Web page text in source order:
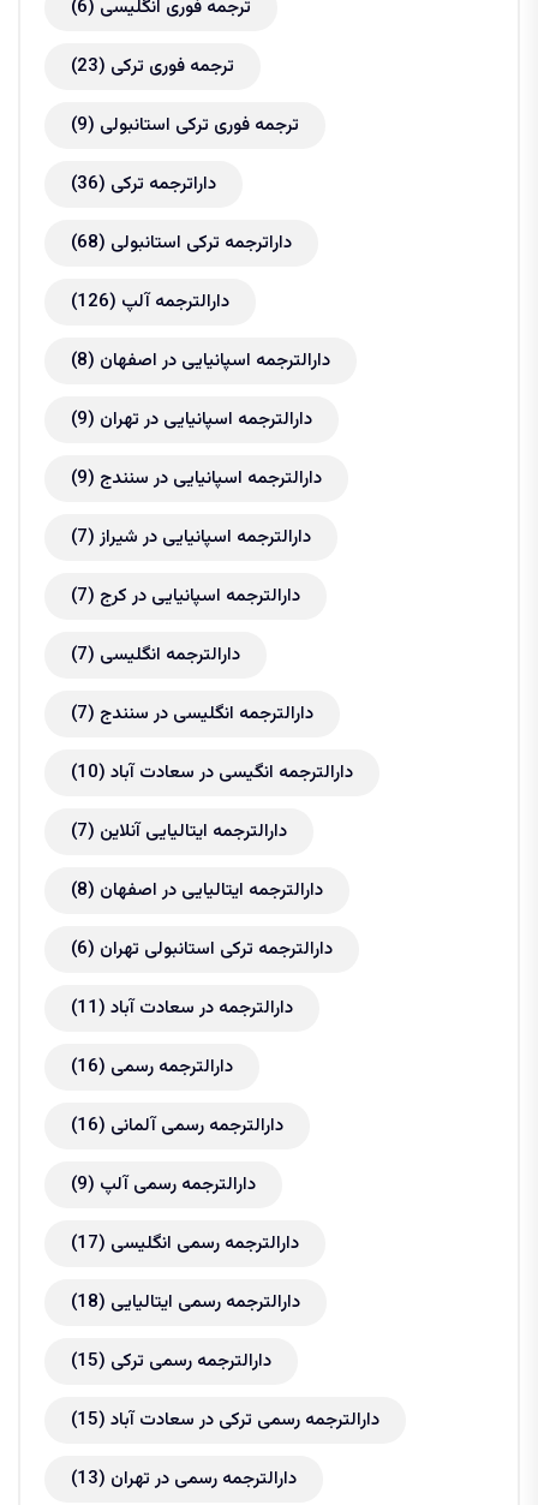
ترجمه فوری انگلیسی (6)
ترجمه فوری ترکی (23)
ترجمه فوری ترکی استانبولی (9)
داراترجمه ترکی (36)
داراترجمه ترکی استانبولی (68)
دارالترجمه آلپ (126)
دارالترجمه اسپانیایی در اصفهان (8)
دارالترجمه اسپانیایی در تهران (9)
دارالترجمه اسپانیایی در سنندج (9)
دارالترجمه اسپانیایی در شیراز(7)
دارالترجمه اسپانیایی در کرج (7)
دارالترجمه انگلیسی (7)
دارالترجمه انگلیسی در سنندج (7)
دارالترجمه انگیسی در سعادت آباد (10)
دارالترجمه ایتالیایی آنلاین (7)
دارالترجمه ایتالیایی در اصفهان (8)
دارالترجمه ترکی استانبولی تهران (6)
دارالترجمه در سعادت آباد (11)
دارالترجمه رسمی (16)
دارالترجمه رسمی آلمانی (16)
دارالترجمه رسمی آلپ (9)
دارالترجمه رسمی انگلیسی (17)
دارالترجمه رسمی ایتالیایی (18)
دارالترجمه رسمی ترکی (15)
دارالترجمه رسمی ترکی در سعادت آباد (15)
دارالترجمه رسمی در تهران (13)